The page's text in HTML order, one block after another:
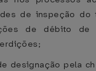
de inspeção do
de débito
designação pela